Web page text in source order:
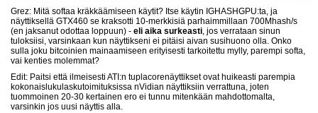
Grez: Mitä softaa kräkkäämiseen käytit? Itse käytin IGHASHGPU:ta, ja
näyttiksellä GTX460 se kraksotti 10-merkkisiä parhaimmillaan 700Mhash/s
(en jaksanut odottaa loppuun) - eli aika surkeasti , jos verrataan sinun
tuloksiisi, varsinkaan kun näyttikseni ei pitäisi aivan susihuono olla. Onko
sulla joku bitcoinien mainaamiseen erityisesti tarkoitettu mylly, parempi softa,
vai kenties molemmat?
Edit: Paitsi että ilmeisesti ATI:n tuplacorenäyttikset ovat huikeasti parempia
kokonaislukulaskutoimituksissa nVidian näyttiksiin verrattuna, joten
tuommoinen 20-30 kertainen ero ei tunnu mitenkään mahdottomalta,
varsinkin jos uusi näyttis alla.